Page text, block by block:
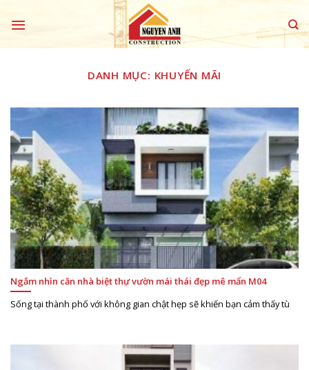
DANH MỤC: KHUYẾN MÃI
Ngắm nhìn căn nhà biệt thự vườn mái thái đẹp mê mẩn M04
Sống tại thành phố với không gian chật hẹp sẽ khiến bạn cảm thấy tù